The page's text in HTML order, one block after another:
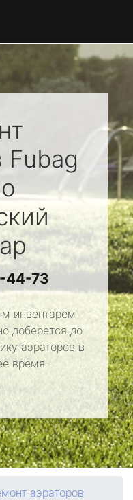
Fubag
44-73
инвентарем
доберется до
аэраторов в
время.
аэраторов